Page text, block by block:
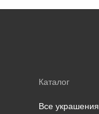
Каталог
Все украшения